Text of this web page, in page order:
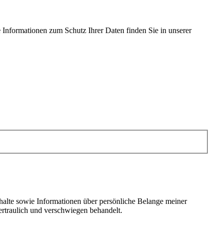
zum Schutz Ihrer Daten finden Sie in unserer
sowie Informationen über persönliche Belange meiner
und verschwiegen behandelt.